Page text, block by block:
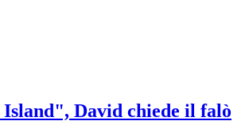
David chiede il falò